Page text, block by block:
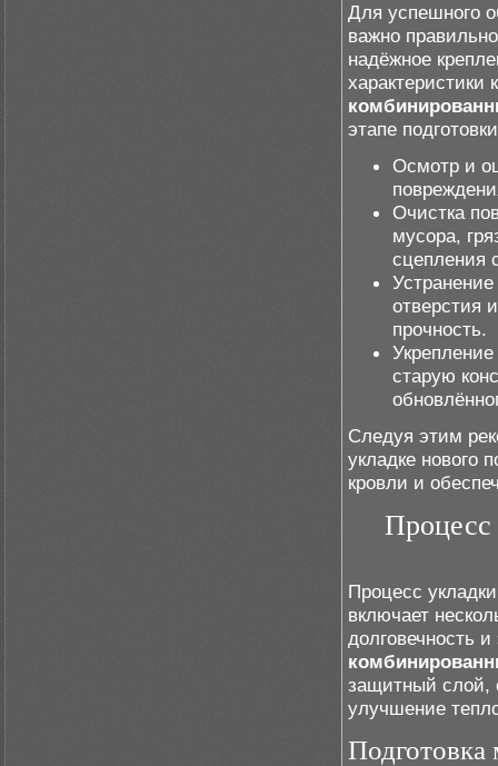
Для успешного
важно
надёжное
этапе
Осмотр и
Очистка
мусора,
сцепления
отверстия
прочность.
старую
Следуя этим
укладке нового
кровли и
Процесс
Процесс
включает
долговечность
защитный
улучшение
Подготовка